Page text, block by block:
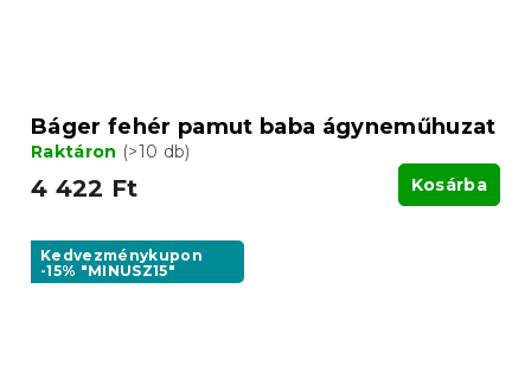
Báger fehér pamut baba ágyneműhuzat
Raktáron (>10 db)
4 422 Ft Kosárba
Kedvezménykupon
-15% "MINUSZ15"